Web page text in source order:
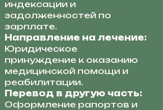
индексации и
задолженностей по
зарплате.
Направление на лечение:
Юридическое
принуждение к оказанию
медицинской помощи и
реабилитации.
Перевод в другую часть:
Оформление рапортов и